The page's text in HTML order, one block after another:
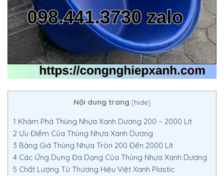
Nội dung trang [hide]
1 Khám Phá Thùng Nhựa Xanh Dương 200 – 2000 Lít
2 Ưu Điểm Của Thùng Nhựa Xanh Dương
3 Bảng Giá Thùng Nhựa Tròn 200 Đến 2000 Lít
4 Các Ứng Dụng Đa Dạng Của Thùng Nhựa Xanh Dương
5 Chất Lượng Từ Thương Hiệu Việt Xanh Plastic